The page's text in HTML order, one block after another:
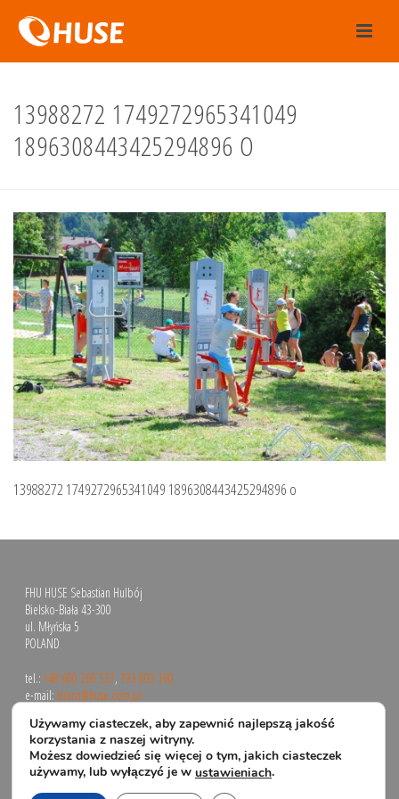
13988272 1749272965341049
1896308443425294896 O
13988272 1749272965341049 1896308443425294896 o
FHU HUSE Sebastian Hulbój
Bielsko-Biała 43-300
ul. Młyńska 5
POLAND
tel.:+48 600 269 537,793 803 160
e-mail: biuro@huse.com.pl
Używamy ciasteczek, aby zapewnić najlepszą jakość
korzystania z naszej witryny.
Możesz dowiedzieć się więcej o tym, jakich ciasteczek
używamy, lub wyłączyć je w ustawieniach.